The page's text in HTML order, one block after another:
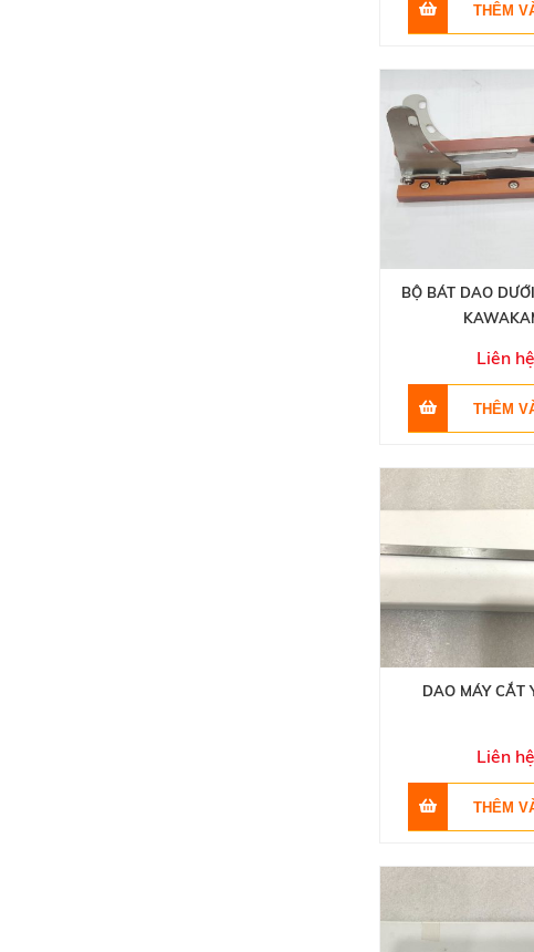
BỘ BÁT DAO
Liên hệ
DAO MÁY CẮT
Liên hệ